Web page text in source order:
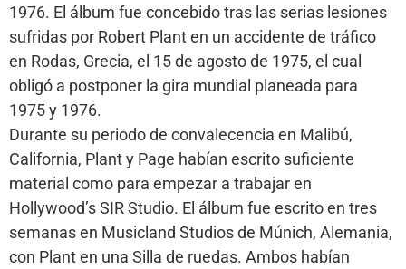
1976. El álbum fue concebido tras las serias lesiones
sufridas por Robert Plant en un accidente de tráfico
en Rodas, Grecia, el 15 de agosto de 1975, el cual
obligó a postponer la gira mundial planeada para
1975 y 1976.
Durante su periodo de convalecencia en Malibú,
California, Plant y Page habían escrito suficiente
material como para empezar a trabajar en
Hollywood’s SIR Studio. El álbum fue escrito en tres
semanas en Musicland Studios de Múnich, Alemania,
con Plant en una Silla de ruedas. Ambos habían